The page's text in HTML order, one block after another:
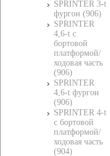
SPRINTER 3-t
фургон (906)
SPRINTER
4,6-t c
бортовой
платформой/
ходовая часть
(906)
SPRINTER
4,6-t фургон
(906)
SPRINTER 4-t
c бортовой
платформой/
ходовая часть
(904)